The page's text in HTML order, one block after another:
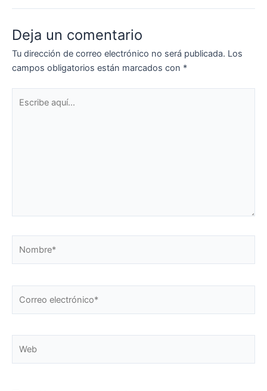
Deja un comentario
Tu dirección de correo electrónico no será publicada. Los
campos obligatorios están marcados con *
aquí...
electrónico*